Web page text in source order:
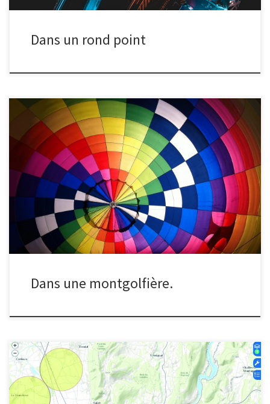
Dans un rond point
Quelle est la température de l'air dans une montgolfière en vol ?
Dans une montgolfière.